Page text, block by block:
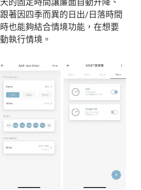
的固定時間讓簾面自動升降、
著因四季而異的日出/日落時間
也能夠結合情境功能，在想要
執行情境。